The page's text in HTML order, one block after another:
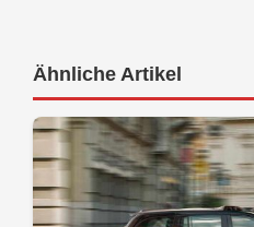
Ähnliche Artikel